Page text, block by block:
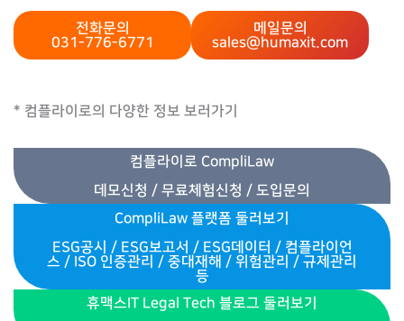
전화문의
031-776-6771
메일문의
sales@humaxit.com
* 컴플라이로의 다양한 정보 보러가기
컴플라이로 CompliLaw
데모신청 / 무료체험신청 / 도입문의
CompliLaw 플랫폼 둘러보기
ESG공시 / ESG보고서 / ESG데이터 / 컴플라이언
스 / ISO 인증관리 / 중대재해 / 위험관리 / 규제관리
등
휴맥스IT Legal Tech 블로그 둘러보기